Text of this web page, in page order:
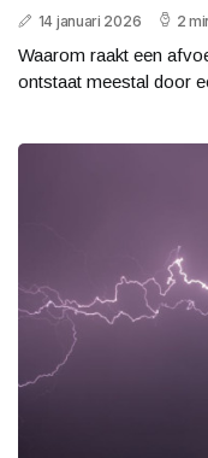
14 januari 2026 2
Waarom raakt een
ontstaat meestal door